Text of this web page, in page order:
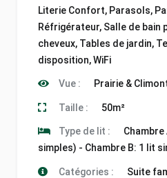
Literie Confort, Parasols,
Réfrigérateur, Salle de bain
cheveux, Tables de jardin,
disposition,WiFi
Vue : Prairie &
Taille : 50m²
Type de lit :
simples) - Chambre B: 1 lit
Catégories : Suite